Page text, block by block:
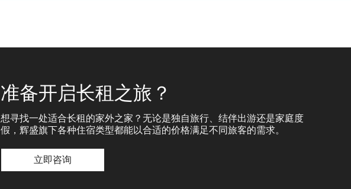
准备开启长租之旅？
想寻找一处适合长租的家外之家？无论是独自旅行、结伴出游还是家庭度
假，辉盛旗下各种住宿类型都能以合适的价格满足不同旅客的需求。
立即咨询